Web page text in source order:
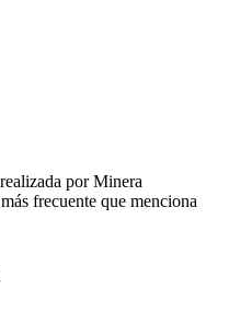
por Minera
frecuente que menciona